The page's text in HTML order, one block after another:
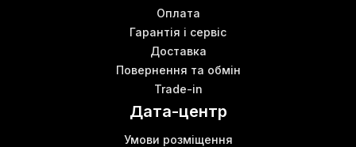
Оплата
Гарантія і сервіс
Доставка
Повернення та обмін
Trade-in
Дата-центр
Умови розміщення